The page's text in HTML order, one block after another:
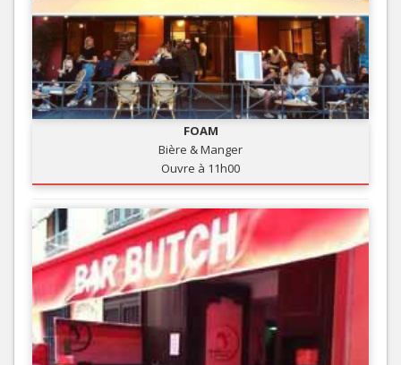
FOAM
Bière & Manger
Ouvre à 11h00